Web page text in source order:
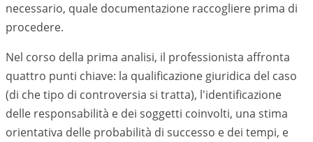
necessario, quale documentazione raccogliere prima di
procedere.
Nel corso della prima analisi, il professionista affronta
quattro punti chiave: la qualificazione giuridica del caso
(di che tipo di controversia si tratta), l'identificazione
delle responsabilità e dei soggetti coinvolti, una stima
orientativa delle probabilità di successo e dei tempi, e